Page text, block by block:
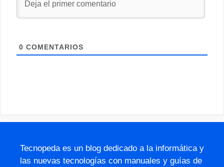
0 COMENTARIOS
Tecnopeda es un blog dedicado a la informática y
las nuevas tecnologías con manuales y guías de